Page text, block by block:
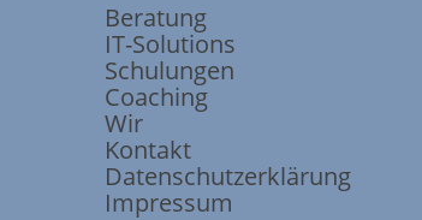
Beratung
IT-Solutions
Schulungen
Coaching
Wir
Kontakt
Datenschutzerklärung
Impressum